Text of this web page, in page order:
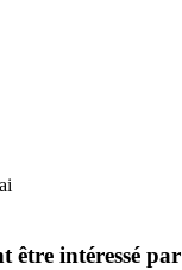
être intéressé par